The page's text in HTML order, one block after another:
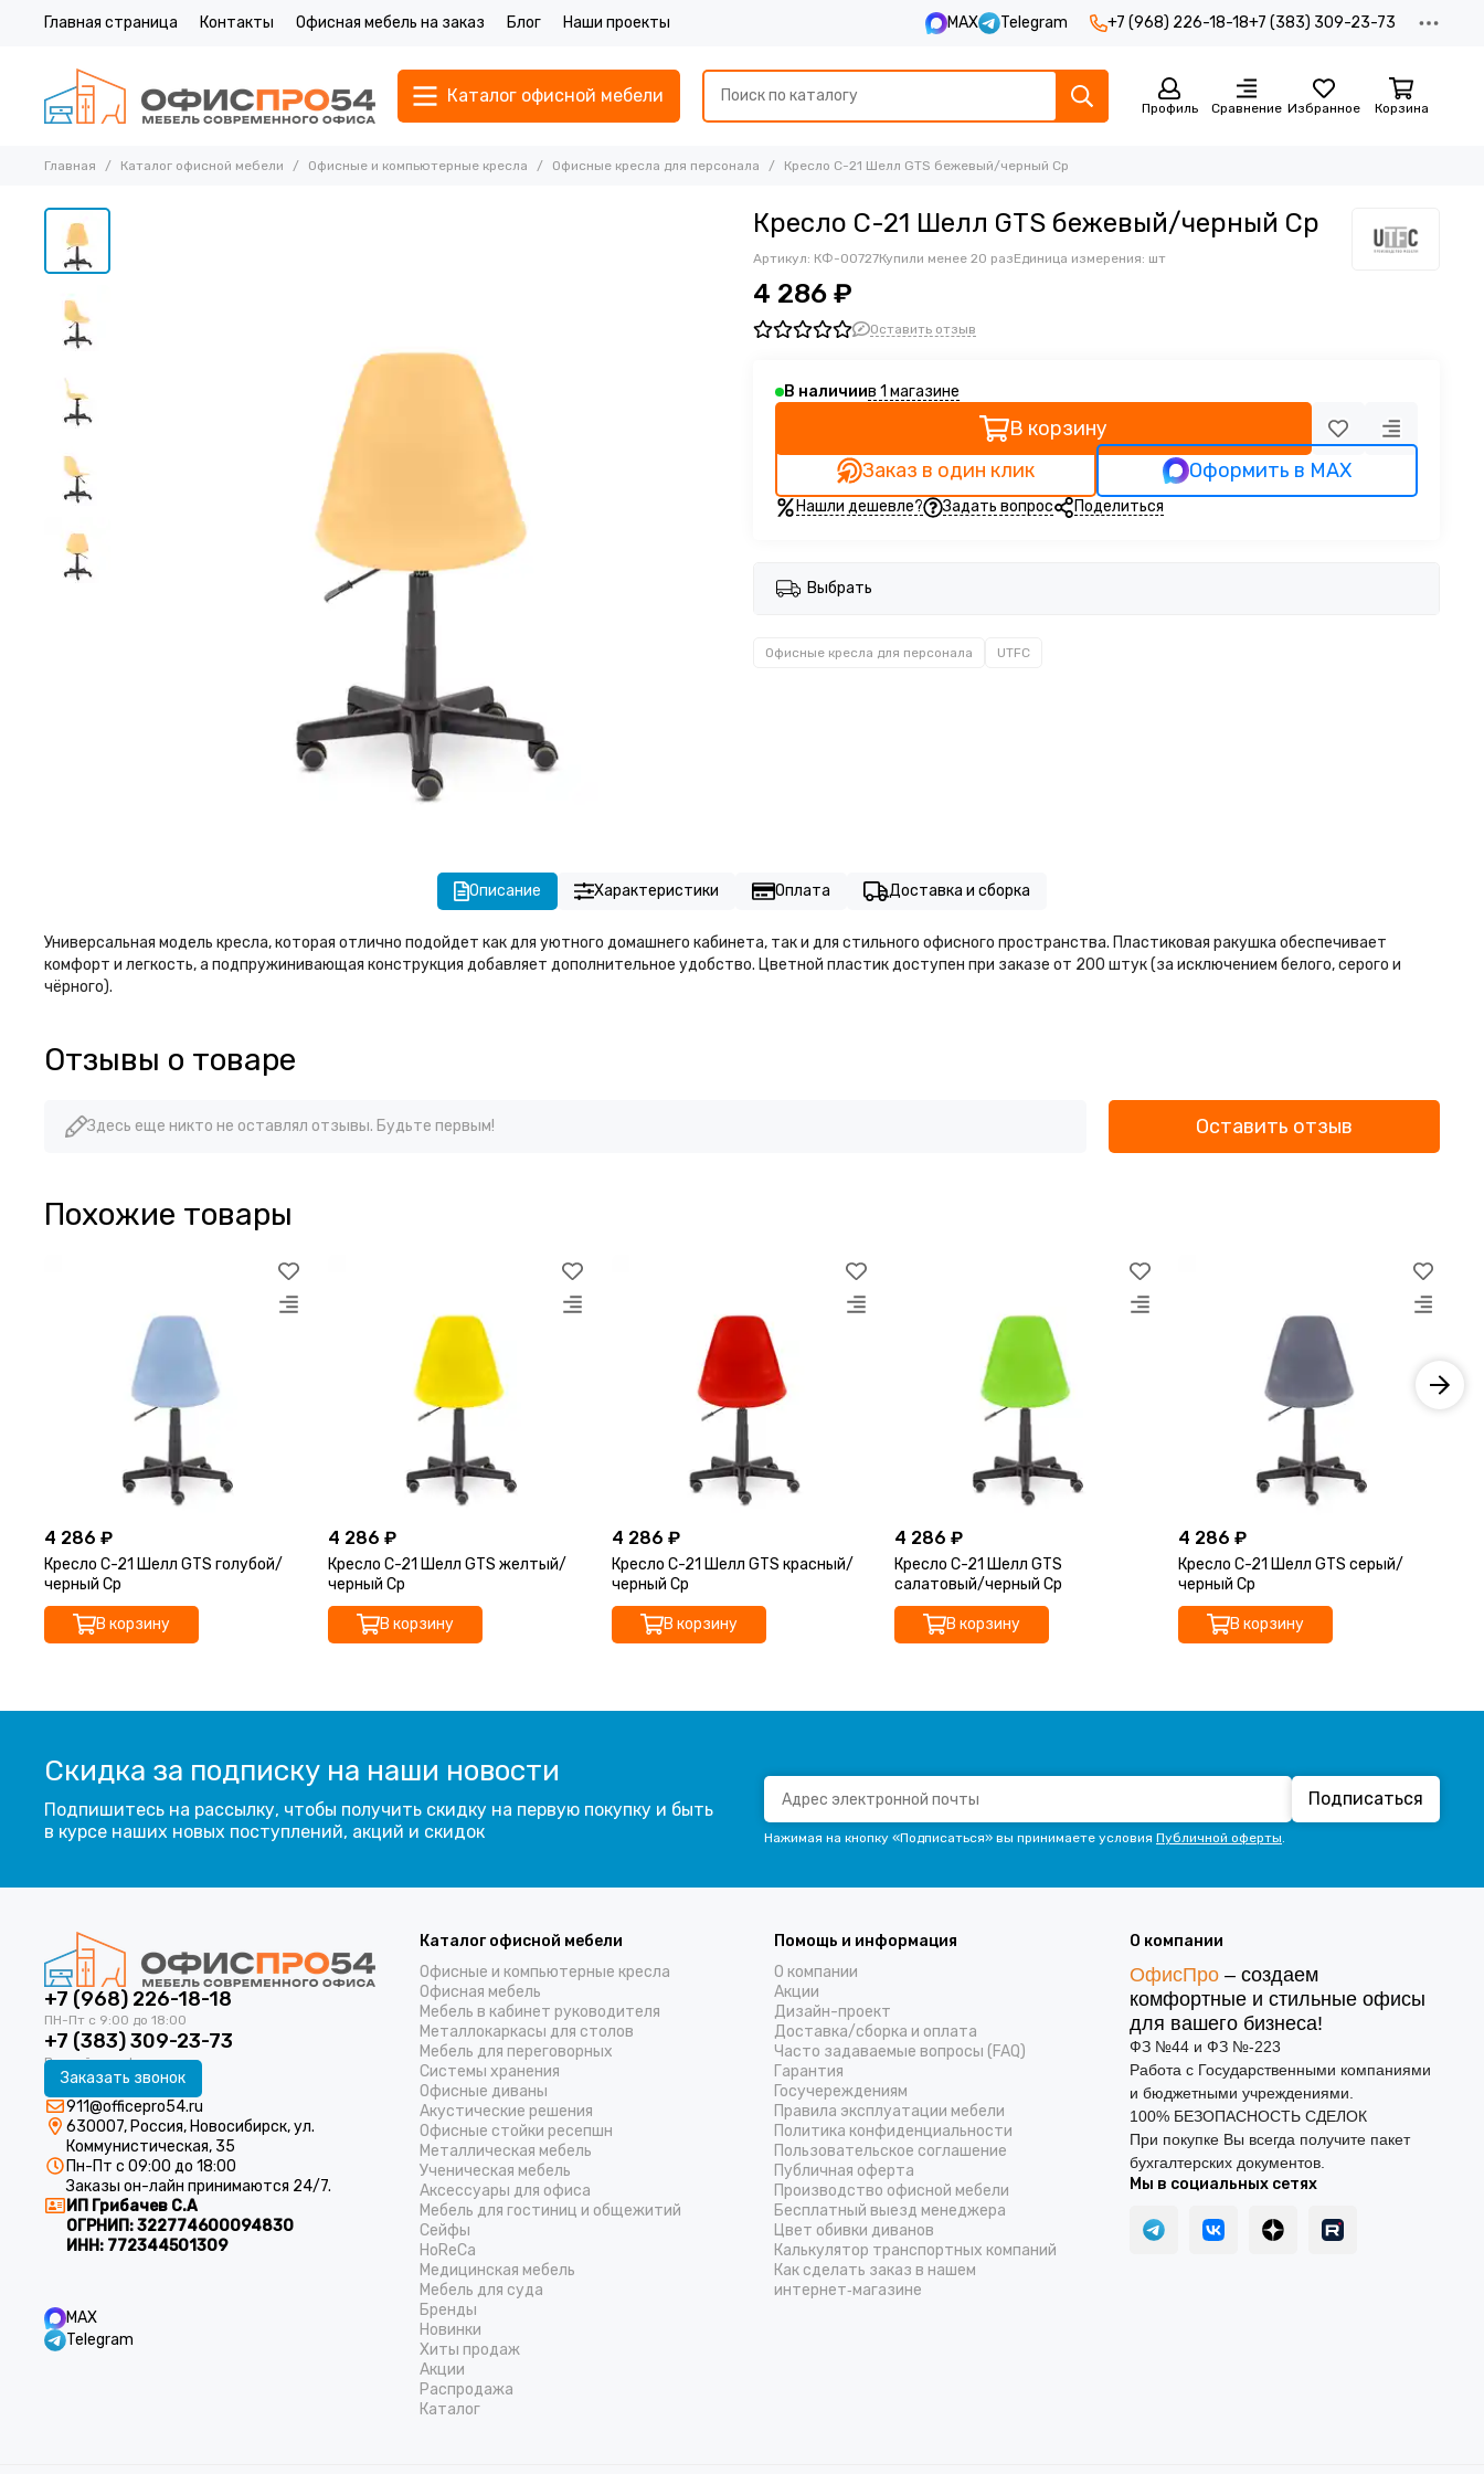
Главная страница Контакты Офисная мебель на заказ Блог Наши проекты MAX Telegram +7 (968) 226-18-18+7 (383) 309-23-73
Каталог офисной мебели
Профиль Сравнение Избранное Корзина
Главная Каталог офисной мебели Офисные и компьютерные кресла Офисные кресла для персонала Кресло С-21 Шелл GTS бежевый/черный Ср
Кресло С-21 Шелл GTS бежевый/черный Ср
Артикул: КФ-00727Купили менее 20 разЕдиница измерения: шт
4 286 ₽
Оставить отзыв
В наличиив 1 магазине
В корзину
Заказ в один клик
Оформить в MAX
Нашли дешевле? Задать вопрос Поделиться
Выбрать
Офисные кресла для персонала UTFС
Описание Характеристики Оплата Доставка и сборка
Универсальная модель кресла, которая отлично подойдет как для уютного домашнего кабинета, так и для стильного офисного пространства. Пластиковая ракушка обеспечивает
комфорт и легкость, а подпружинивающая конструкция добавляет дополнительное удобство. Цветной пластик доступен при заказе от 200 штук (за исключением белого, серого и
чёрного).
Отзывы о товаре
Здесь еще никто не оставлял отзывы. Будьте первым! Оставить отзыв
Похожие товары
4 286 ₽
Кресло С-21 Шелл GTS голубой/
черный Ср
В корзину
4 286 ₽
Кресло С-21 Шелл GTS желтый/
черный Ср
В корзину
4 286 ₽
Кресло С-21 Шелл GTS красный/
черный Ср
В корзину
4 286 ₽
Кресло С-21 Шелл GTS
салатовый/черный Ср
В корзину
4 286 ₽
Кресло С-21 Шелл GTS серый/
черный Ср
В корзину
Скидка за подписку на наши новости
Подпишитесь на рассылку, чтобы получить скидку на первую покупку и быть
в курсе наших новых поступлений, акций и скидок
Подписаться
Нажимая на кнопку «Подписаться» вы принимаете условия Публичной оферты.
+7 (968) 226-18-18
+7 (383) 309-23-73
Заказать звонок
911@officepro54.ru
630007, Россия, Новосибирск, ул.
Коммунистическая, 35
Пн-Пт с 09:00 до 18:00
Заказы он-лайн принимаются 24/7.
ИП Грибачев С.А
ОГРНИП:322774600094830
ИНН: 772344501309
MAX
Telegram
Каталог офисной мебели
Офисные и компьютерные кресла
Офисная мебель
Мебель в кабинет руководителя
Металлокаркасы для столов
Мебель для переговорных
Системы хранения
Офисные диваны
Акустические решения
Офисные стойки ресепшн
Металлическая мебель
Ученическая мебель
Аксессуары для офиса
Мебель для гостиниц и общежитий
Cейфы
HoReCa
Медицинская мебель
Мебель для суда
Бренды
Новинки
Хиты продаж
Акции
Распродажа
Каталог
Помощь и информация
О компании
Акции
Дизайн-проект
Доставка/cборка и оплата
Часто задаваемые вопросы (FAQ)
Гарантия
Госучереждениям
Правила эксплуатации мебели
Политика конфиденциальности
Пользовательское соглашение
Публичная оферта
Производство офисной мебели
Бесплатный выезд менеджера
Цвет обивки диванов
Калькулятор транспортных компаний
Как сделать заказ в нашем
интернет‑магазине
О компании
ОфисПро– создаем
комфортные и стильные офисы
для вашего бизнеса!
ФЗ №44 и ФЗ №-223
Работа с Государственными компаниями
и бюджетными учреждениями.
100% БЕЗОПАСНОСТЬ СДЕЛОК
При покупке Вы всегда получите пакет
бухгалтерских документов.
Мы в социальных сетях